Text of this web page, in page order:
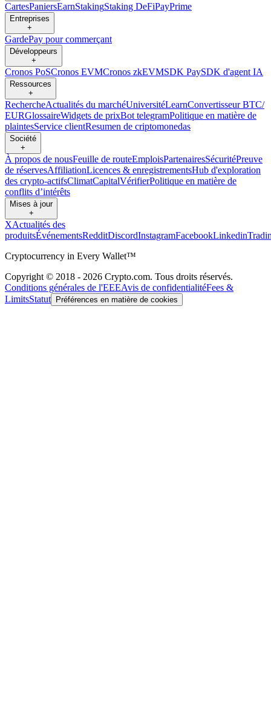
CartesPaniersEarnStakingStaking DeFiPayPrime
Entreprises
+
GardePay pour commerçant
Développeurs
+
Cronos PoSCronos EVMCronos zkEVMSDK PaySDK d'agent IA
Ressources
+
RechercheActualités du marchéUniversitéLearnConvertisseur BTC/
EURGlossaireWidgets de prixBot telegramPolitique en matière de
plaintesService clientResumen de criptomonedas
Société
+
À propos de nousFeuille de routeEmploisPartenairesSécuritéPreuve
de réservesAffiliationLicences & enregistrementsHub d'exploration
des crypto-actifsClimatCapitalVérifierPolitique en matière de
conflits d’intérêts
Mises à jour
+
XActualités des
produitsÉvénementsRedditDiscordInstagramFacebookLinkedin
Cryptocurrency in Every Wallet™
Copyright © 2018 - 2026 Crypto.com. Tous droits réservés.
Conditions générales de l'EEEAvis de confidentialitéFees &
LimitsStatut Préférences en matière de cookies